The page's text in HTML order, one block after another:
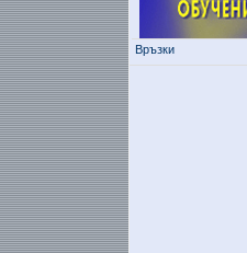
Връзки